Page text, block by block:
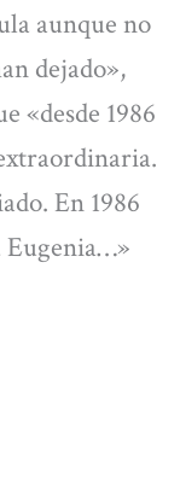
aunque no
dejado»,
«desde 1986
En 1986
Eugenia…»